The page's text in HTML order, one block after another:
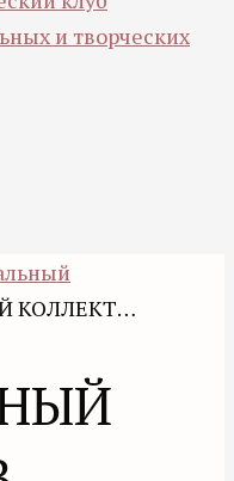
и творческих
КОЛЛЕКТ…